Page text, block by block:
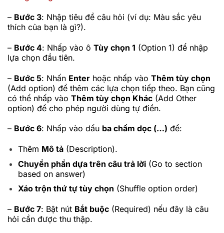
– Bước 3: Nhập tiêu đề câu hỏi (ví dụ: Màu sắc yêu
thích của bạn là gì?).
– Bước 4: Nhấp vào ô Tùy chọn 1 (Option 1) để nhập
lựa chọn đầu tiên.
– Bước 5: Nhấn Enter hoặc nhấp vào Thêm tùy chọn
(Add option) để thêm các lựa chọn tiếp theo. Bạn cũng
có thể nhấp vào Thêm tùy chọn Khác (Add Other
option) để cho phép người dùng tự điền.
– Bước 6: Nhấp vào dấu ba chấm dọc (…) để:
Thêm Mô tả(Description).
Chuyển phần dựa trên câu trả lời(Go to section
based on answer)
Xáo trộn thứ tự tùy chọn (Shuffle option order)
– Bước 7: Bật nút Bắt buộc (Required) nếu đây là câu
hỏi cần được thu thập.